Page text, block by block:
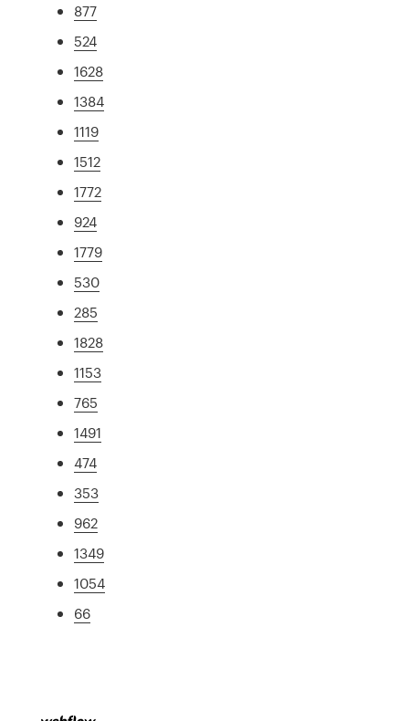
877
524
1628
1384
1119
1512
1772
924
1779
530
285
1828
1153
765
1491
474
353
962
1349
1054
66